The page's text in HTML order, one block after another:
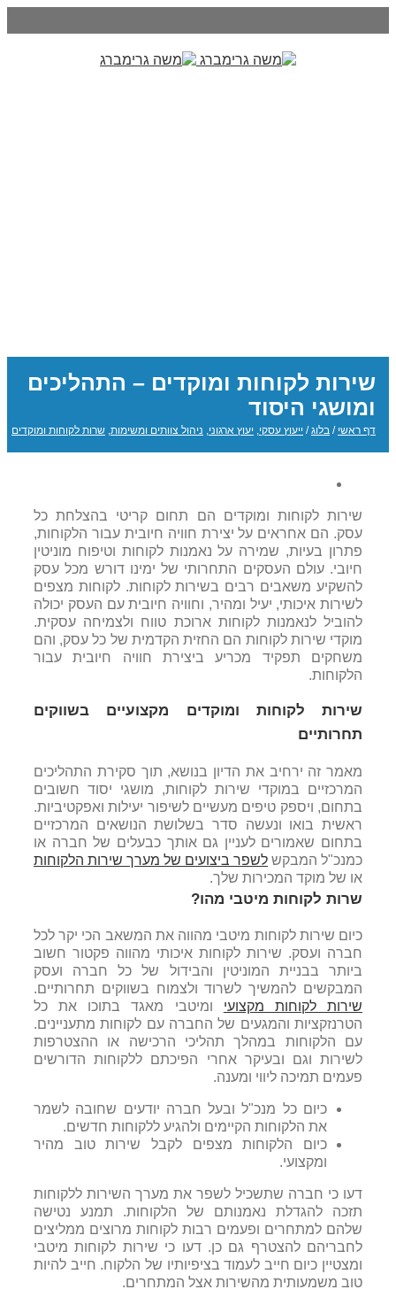
שירות לקוחות ומוקדים – התהליכים
ומושגי היסוד
דף ראשי / בלוג / ייעוץ עסקי, יעוץ ארגוני, ניהול צוותים ומשימות, שרות לקוחות ומוקדים
שירות לקוחות ומוקדים הם תחום קריטי בהצלחת כל
עסק. הם אחראים על יצירת חוויה חיובית עבור הלקוחות,
פתרון בעיות, שמירה על נאמנות לקוחות וטיפוח מוניטין
חיובי. עולם העסקים התחרותי של ימינו דורש מכל עסק
להשקיע משאבים רבים בשירות לקוחות. לקוחות מצפים
לשירות איכותי, יעיל ומהיר, וחוויה חיובית עם העסק יכולה
להוביל לנאמנות לקוחות ארוכת טווח ולצמיחה עסקית.
מוקדי שירות לקוחות הם החזית הקדמית של כל עסק, והם
משחקים תפקיד מכריע ביצירת חוויה חיובית עבור
הלקוחות.
שירות לקוחות ומוקדים מקצועיים בשווקים
תחרותיים
מאמר זה ירחיב את הדיון בנושא, תוך סקירת התהליכים
המרכזיים במוקדי שירות לקוחות, מושגי יסוד חשובים
בתחום, ויספק טיפים מעשיים לשיפור יעילות ואפקטיביות.
ראשית בואו ונעשה סדר בשלושת הנושאים המרכזיים
בתחום שאמורים לעניין גם אותך כבעלים של חברה או
כמנכ"ל המבקש לשפר ביצועים של מערך שירות הלקוחות
או של מוקד המכירות שלך.
שרות לקוחות מיטבי מהו?
כיום שירות לקוחות מיטבי מהווה את המשאב הכי יקר לכל
חברה ועסק. שירות לקוחות איכותי מהווה פקטור חשוב
ביותר בבניית המוניטין והבידול של כל חברה ועסק
המבקשים להמשיך לשרוד ולצמוח בשווקים תחרותיים.
שירות לקוחות מקצועי ומיטבי מאגד בתוכו את כל
הטרנזקציות והמגעים של החברה עם לקוחות מתעניינים.
עם הלקוחות במהלך תהליכי הרכישה או ההצטרפות
לשירות וגם ובעיקר אחרי הפיכתם ללקוחות הדורשים
פעמים תמיכה ליווי ומענה.
כיום כל מנכ"ל ובעל חברה יודעים שחובה לשמר
את הלקוחות הקיימים ולהגיע ללקוחות חדשים.
כיום הלקוחות מצפים לקבל שירות טוב מהיר
ומקצועי.
דעו כי חברה שתשכיל לשפר את מערך השירות ללקוחות
תזכה להגדלת נאמנותם של הלקוחות. תמנע נטישה
שלהם למתחרים ופעמים רבות לקוחות מרוצים ממליצים
לחבריהם להצטרף גם כן. דעו כי שירות לקוחות מיטבי
ומצטיין כיום חייב לעמוד בציפיותיו של הלקוח. חייב להיות
טוב משמעותית מהשירות אצל המתחרים.